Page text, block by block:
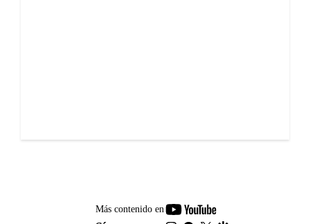
Más contenido en
youtube-